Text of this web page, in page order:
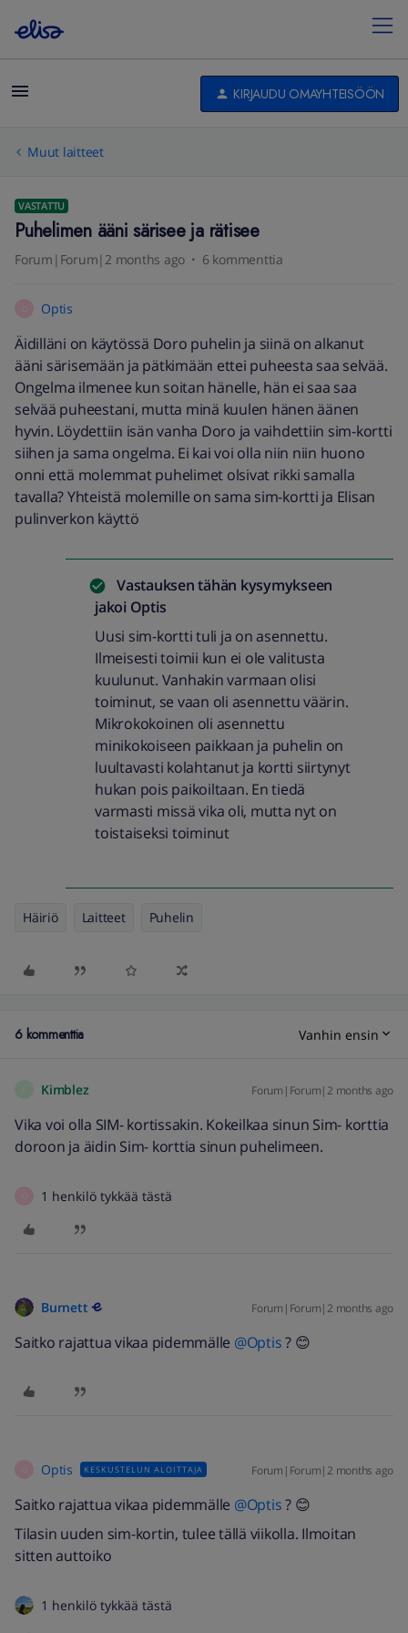
KIRJAUDU OMAYHTEISÖÖN
Muut laitteet
VASTATTU
Puhelimen ääni särisee ja rätisee
Forum|Forum|2 months ago 6 kommenttia
Optis
Äidilläni on käytössä Doro puhelin ja siinä on alkanut
ääni särisemään ja pätkimään ettei puheesta saa selvää.
Ongelma ilmenee kun soitan hänelle, hän ei saa saa
selvää puheestani, mutta minä kuulen hänen äänen
hyvin. Löydettiin isän vanha Doro ja vaihdettiin sim-kortti
siihen ja sama ongelma. Ei kai voi olla niin niin huono
onni että molemmat puhelimet olsivat rikki samalla
tavalla? Yhteistä molemille on sama sim-kortti ja Elisan
pulinverkon käyttö
Vastauksen tähän kysymykseen
jakoi Optis
Uusi sim-kortti tuli ja on asennettu.
Ilmeisesti toimii kun ei ole valitusta
kuulunut. Vanhakin varmaan olisi
toiminut, se vaan oli asennettu väärin.
Mikrokokoinen oli asennettu
minikokoiseen paikkaan ja puhelin on
luultavasti kolahtanut ja kortti siirtynyt
hukan pois paikoiltaan. En tiedä
varmasti missä vika oli, mutta nyt on
toistaiseksi toiminut
Häiriö Laitteet Puhelin
6 kommenttia Vanhin ensin
Kimblez Forum|Forum|2 months ago
Vika voi olla SIM- kortissakin. Kokeilkaa sinun Sim- korttia
doroon ja äidin Sim- korttia sinun puhelimeen.
1 henkilö tykkää tästä
Burnett Forum|Forum|2 months ago
Saitko rajattua vikaa pidemmälle ​ @Optis? 😊
Optis KESKUSTELUN ALOITTAJA Forum|Forum|2 months ago
Saitko rajattua vikaa pidemmälle ​ @Optis? 😊
Tilasin uuden sim-kortin, tulee tällä viikolla. Ilmoitan
sitten auttoiko
1 henkilö tykkää tästä